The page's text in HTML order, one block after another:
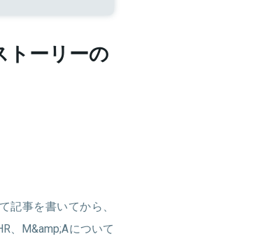
トーリーの
記事を書いてから、
、M&amp;Aについて